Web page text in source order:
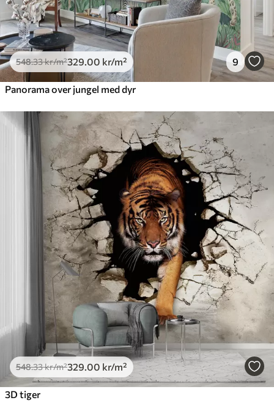
548.33kr/m²329.00 kr/m² 9
Panorama over jungel med dyr
548.33kr/m²329.00 kr/m²
3D tiger